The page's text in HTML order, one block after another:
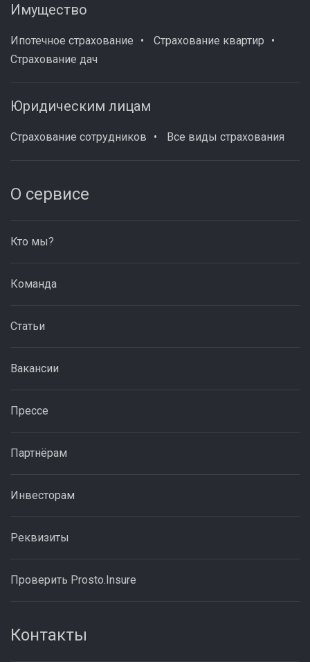
Имущество
Ипотечное страхование
Страхование квартир
Страхование дач
Юридическим лицам
Страхование сотрудников Все виды страхования
О сервисе
Кто мы?
Команда
Статьи
Вакансии
Прессе
Партнёрам
Инвесторам
Реквизиты
Проверить Prosto.Insure
Контакты